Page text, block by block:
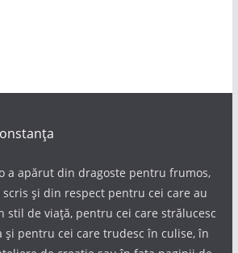
a apărut din dragoste pentru frumos,
și din respect pentru cei care au
stil de viață, pentru cei care strălucesc
și pentru cei care trudesc în culise, în